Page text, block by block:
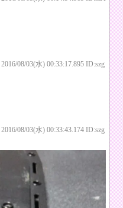
2016/08/03(水) 00:33:17.895 ID:szg
2016/08/03(水) 00:33:43.174 ID:szg